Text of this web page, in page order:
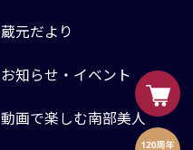
蔵元だより
お知らせ・イベント
動画で楽しむ南部美人